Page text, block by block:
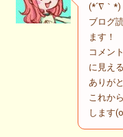
(*´∇｀*)
ブログ
ます！
コメン
に見え
ありが
これか
します